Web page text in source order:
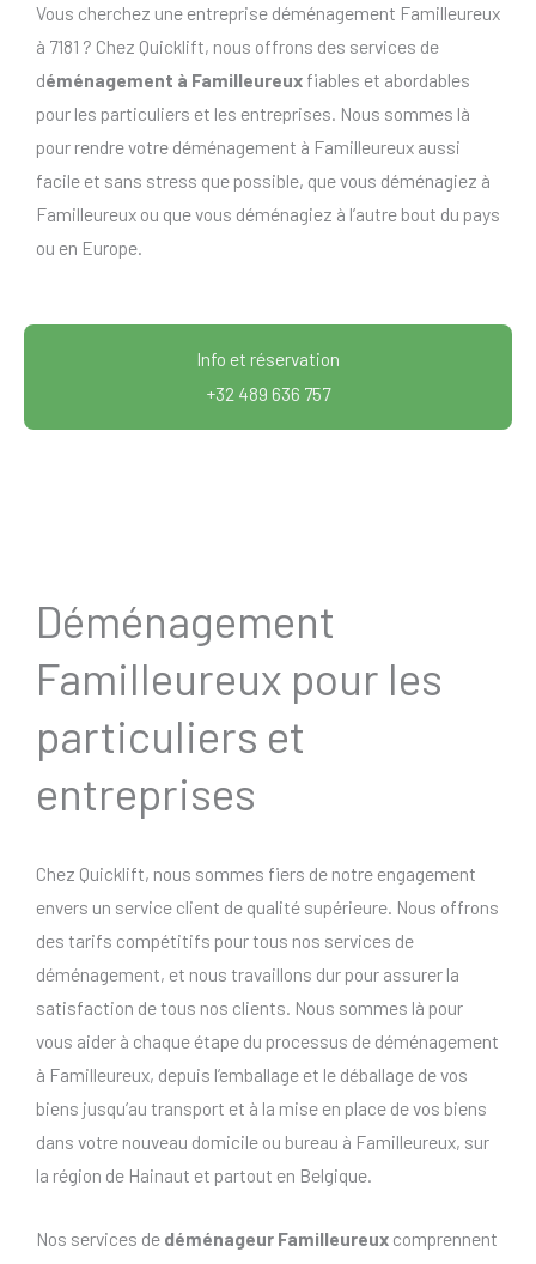
Vous cherchez une entreprise déménagement Familleureux
à 7181 ? Chez Quicklift, nous offrons des services de
déménagement à Familleureux fiables et abordables
pour les particuliers et les entreprises. Nous sommes là
pour rendre votre déménagement à Familleureux aussi
facile et sans stress que possible, que vous déménagiez à
Familleureux ou que vous déménagiez à l’autre bout du pays
ou en Europe.
Info et réservation
+32 489 636 757
Déménagement
Familleureux pour les
particuliers et
entreprises
Chez Quicklift, nous sommes fiers de notre engagement
envers un service client de qualité supérieure. Nous offrons
des tarifs compétitifs pour tous nos services de
déménagement, et nous travaillons dur pour assurer la
satisfaction de tous nos clients. Nous sommes là pour
vous aider à chaque étape du processus de déménagement
à Familleureux, depuis l’emballage et le déballage de vos
biens jusqu’au transport et à la mise en place de vos biens
dans votre nouveau domicile ou bureau à Familleureux, sur
la région de Hainaut et partout en Belgique.
Nos services de déménageur Familleureux comprennent